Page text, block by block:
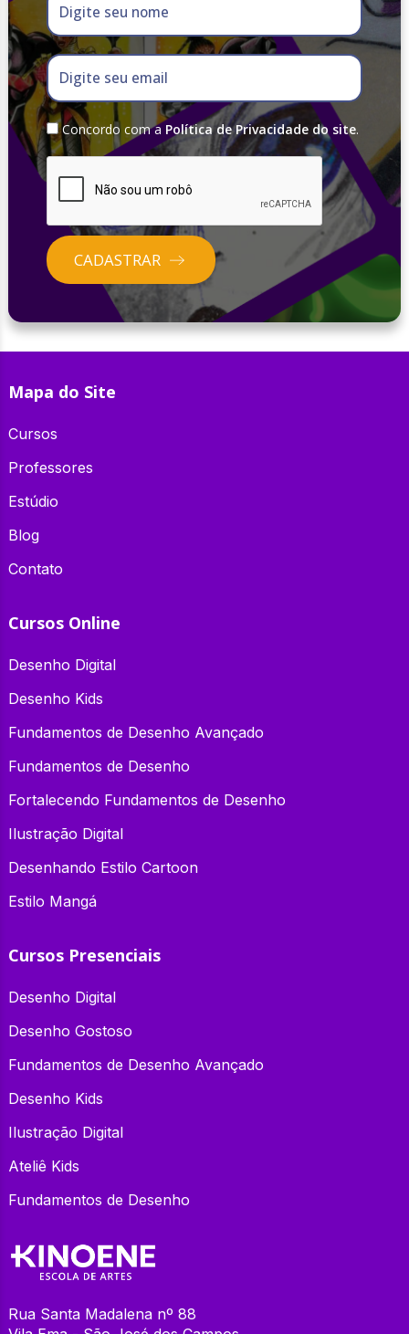
Digite seu nome
Digite seu email
Concordo com a Política de Privacidade do site.
CADASTRAR
Mapa do Site
Cursos
Professores
Estúdio
Blog
Contato
Cursos Online
Desenho Digital
Desenho Kids
Fundamentos de Desenho Avançado
Fundamentos de Desenho
Fortalecendo Fundamentos de Desenho
Ilustração Digital
Desenhando Estilo Cartoon
Estilo Mangá
Cursos Presenciais
Desenho Digital
Desenho Gostoso
Fundamentos de Desenho Avançado
Desenho Kids
Ilustração Digital
Ateliê Kids
Fundamentos de Desenho
Rua Santa Madalena nº 88